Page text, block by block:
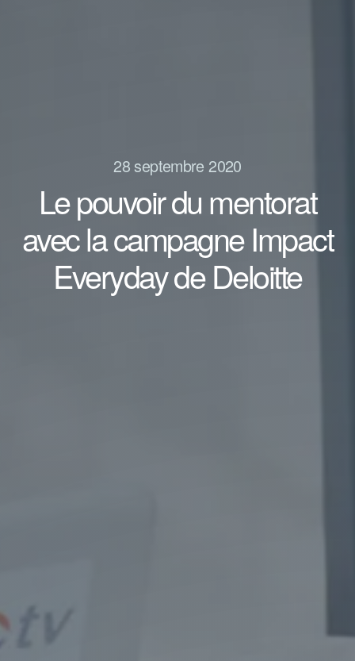
28 septembre 2020
Le pouvoir du mentorat
avec la campagne Impact
Everyday de Deloitte